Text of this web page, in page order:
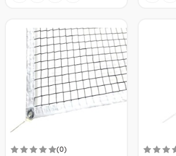
(0)